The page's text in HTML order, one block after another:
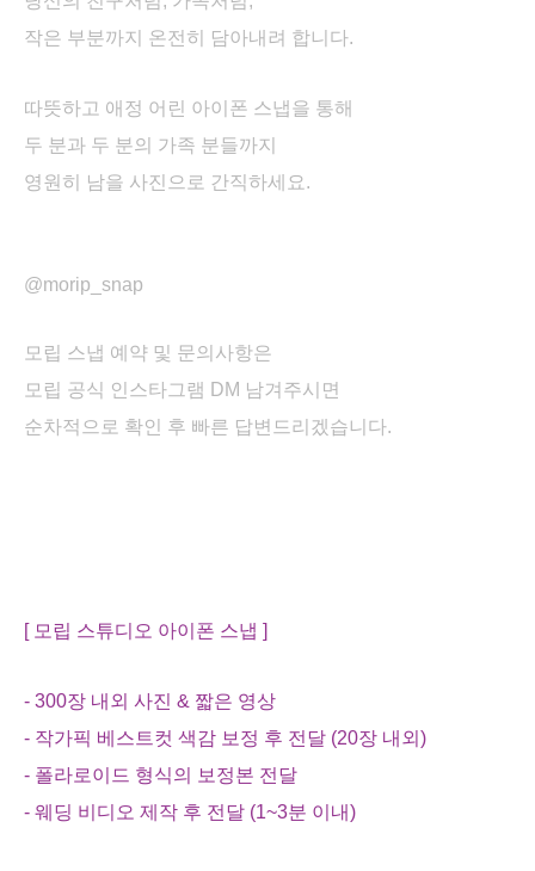
작은 부분까지 온전히 담아내려 합니다.
따뜻하고 애정 어린 아이폰 스냅을 통해
두 분과 두 분의 가족 분들까지
영원히 남을 사진으로 간직하세요.
@morip_snap
모립 스냅 예약 및 문의사항은
모립 공식 인스타그램 DM 남겨주시면
순차적으로 확인 후 빠른 답변드리겠습니다.
[ 모립 스튜디오 아이폰 스냅 ]
- 300장 내외 사진 & 짧은 영상
- 작가픽 베스트컷 색감 보정 후 전달 (20장 내외)
- 폴라로이드 형식의 보정본 전달
- 웨딩 비디오 제작 후 전달 (1~3분 이내)